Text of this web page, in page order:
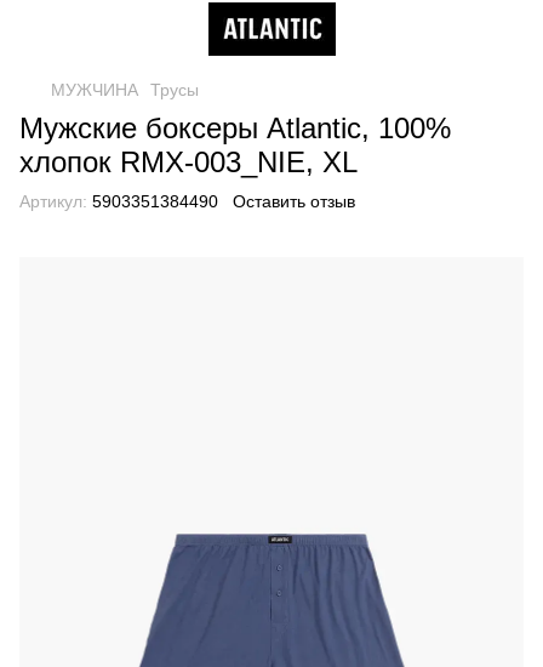
МУЖЧИНА Трусы
Мужские боксеры Atlantic, 100%
хлопок RMX-003_NIE, XL
Артикул: 5903351384490 Оставить отзыв